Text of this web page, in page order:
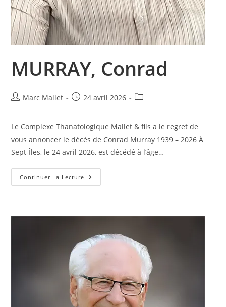
MURRAY, Conrad
Auteur/autrice
publication :
Marc Mallet
Publication
24 avril 2026
Post
Le Complexe Thanatologique Mallet & fils a le regret de
vous annoncer le décès de Conrad Murray 1939 – 2026 À
Sept-Îles, le 24 avril 2026, est décédé à l’âge…
Continuer La Lecture MURRAY,
Conrad